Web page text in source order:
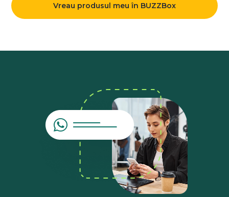
Vreau produsul meu în BUZZBox